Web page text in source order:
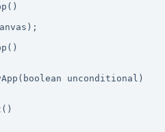
unconditional)